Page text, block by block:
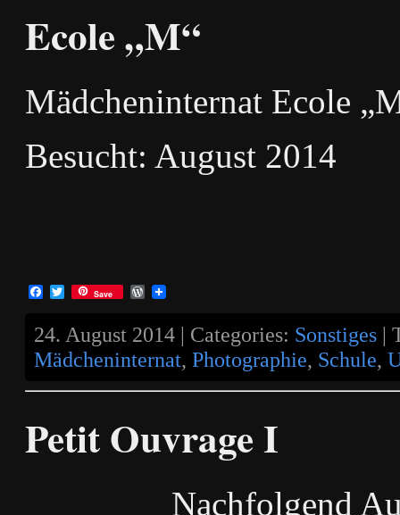
Ecole „M“
Mädcheninternat Ecole
Besucht: August 2014
Facebook
TwitterSave WordPress
24. August 2014 | Categories: Sonstiges |
Mädcheninternat, Photographie, Schule,
Petit Ouvrage I
Nachfolgend